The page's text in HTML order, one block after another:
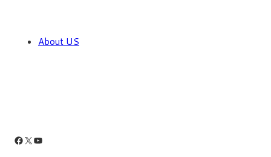
About US
Facebook
X YouTube